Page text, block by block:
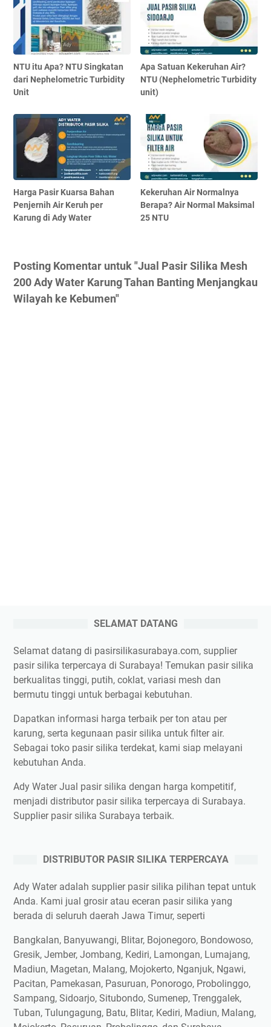
NTU itu Apa? NTU Singkatan
dari Nephelometric Turbidity
Unit
Apa Satuan Kekeruhan Air?
NTU (Nephelometric Turbidity
unit)
Harga Pasir Kuarsa Bahan
Penjernih Air Keruh per
Karung di Ady Water
Kekeruhan Air Normalnya
Berapa? Air Normal Maksimal
25 NTU
Posting Komentar untuk "Jual Pasir Silika Mesh
200 Ady Water Karung Tahan Banting Menjangkau
Wilayah ke Kebumen"
SELAMAT DATANG
Selamat datang di pasirsilikasurabaya.com, supplier
pasir silika terpercaya di Surabaya! Temukan pasir silika
berkualitas tinggi, putih, coklat, variasi mesh dan
bermutu tinggi untuk berbagai kebutuhan.
Dapatkan informasi harga terbaik per ton atau per
karung, serta kegunaan pasir silika untuk filter air.
Sebagai toko pasir silika terdekat, kami siap melayani
kebutuhan Anda.
Ady Water Jual pasir silika dengan harga kompetitif,
menjadi distributor pasir silika terpercaya di Surabaya.
Supplier pasir silika Surabaya terbaik.
DISTRIBUTOR PASIR SILIKA TERPERCAYA
Ady Water adalah supplier pasir silika pilihan tepat untuk
Anda. Kami jual grosir atau eceran pasir silika yang
berada di seluruh daerah Jawa Timur, seperti
Bangkalan, Banyuwangi, Blitar, Bojonegoro, Bondowoso,
Gresik, Jember, Jombang, Kediri, Lamongan, Lumajang,
Madiun, Magetan, Malang, Mojokerto, Nganjuk, Ngawi,
Pacitan, Pamekasan, Pasuruan, Ponorogo, Probolinggo,
Sampang, Sidoarjo, Situbondo, Sumenep, Trenggalek,
Tuban, Tulungagung, Batu, Blitar, Kediri, Madiun, Malang,